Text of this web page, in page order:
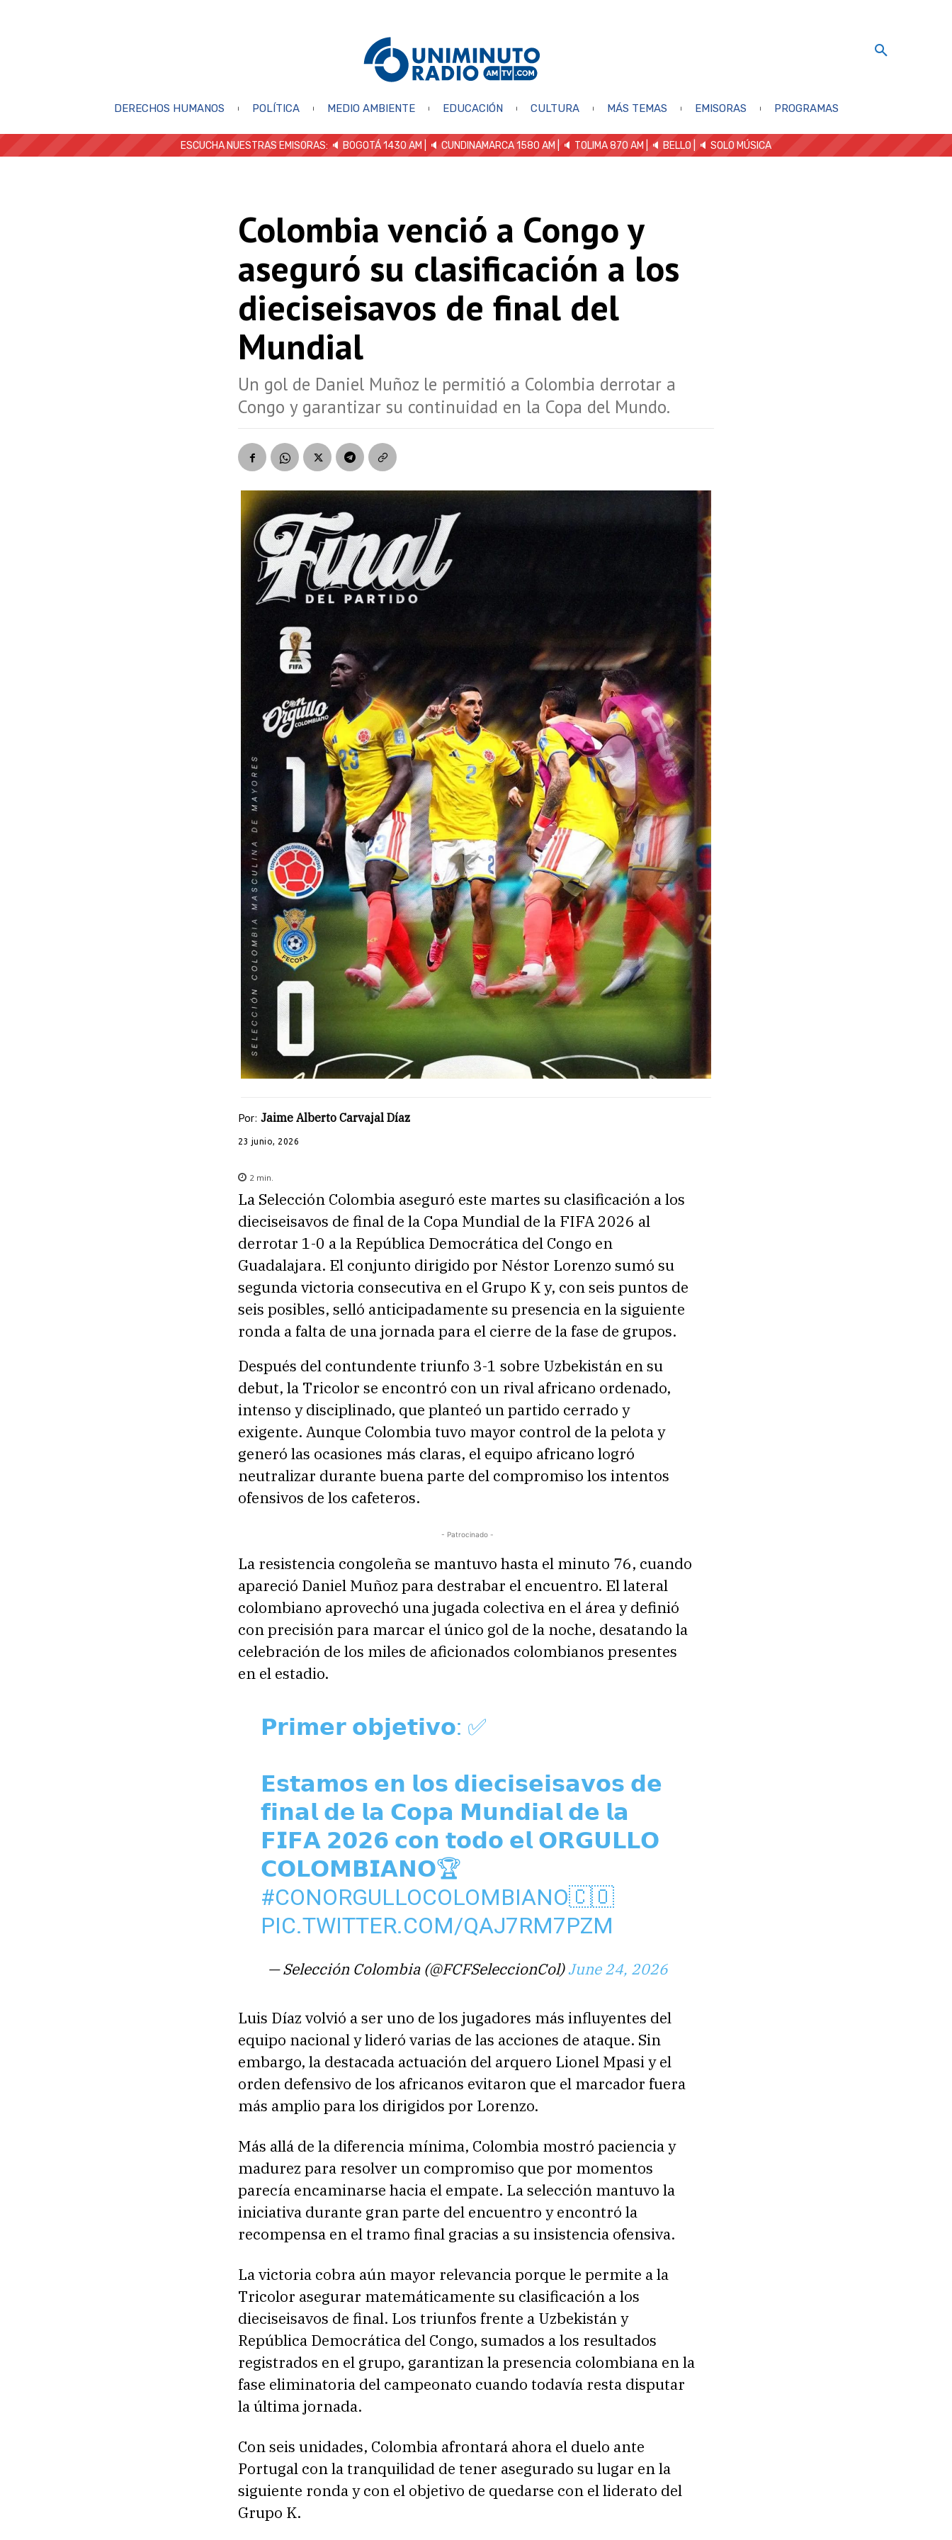
DERECHOS HUMANOS POLÍTICA MEDIO AMBIENTE EDUCACIÓN CULTURA MÁS TEMAS EMISORAS PROGRAMAS
ESCUCHA NUESTRAS EMISORAS: 🔈 BOGOTÁ 1430 AM | 🔈 CUNDINAMARCA 1580 AM | 🔈 TOLIMA 870 AM | 🔈 BELLO 🔈 SOLO MÚSICA
Colombia venció a Congo y
aseguró su clasificación a los
dieciseisavos de final del
Mundial
Un gol de Daniel Muñoz le permitió a Colombia derrotar a
Congo y garantizar su continuidad en la Copa del Mundo.
Por: Jaime Alberto Carvajal Díaz
23 junio, 2026
2 min.
La Selección Colombia aseguró este martes su clasificación a los
dieciseisavos de final de la Copa Mundial de la FIFA 2026 al
derrotar 1-0 a la República Democrática del Congo en
Guadalajara. El conjunto dirigido por Néstor Lorenzo sumó su
segunda victoria consecutiva en el Grupo K y, con seis puntos de
seis posibles, selló anticipadamente su presencia en la siguiente
ronda a falta de una jornada para el cierre de la fase de grupos.
Después del contundente triunfo 3-1 sobre Uzbekistán en su
debut, la Tricolor se encontró con un rival africano ordenado,
intenso y disciplinado, que planteó un partido cerrado y
exigente. Aunque Colombia tuvo mayor control de la pelota y
generó las ocasiones más claras, el equipo africano logró
neutralizar durante buena parte del compromiso los intentos
ofensivos de los cafeteros.
- Patrocinado -
La resistencia congoleña se mantuvo hasta el minuto 76, cuando
apareció Daniel Muñoz para destrabar el encuentro. El lateral
colombiano aprovechó una jugada colectiva en el área y definió
con precisión para marcar el único gol de la noche, desatando la
celebración de los miles de aficionados colombianos presentes
en el estadio.
𝗣𝗿𝗶𝗺𝗲𝗿 𝗼𝗯𝗷𝗲𝘁𝗶𝘃𝗼: ✅
𝗘𝘀𝘁𝗮𝗺𝗼𝘀 𝗲𝗻 𝗹𝗼𝘀 𝗱𝗶𝗲𝗰𝗶𝘀𝗲𝗶𝘀𝗮𝘃𝗼𝘀 𝗱𝗲
𝗳𝗶𝗻𝗮𝗹 𝗱𝗲 𝗹𝗮 𝗖𝗼𝗽𝗮 𝗠𝘂𝗻𝗱𝗶𝗮𝗹 𝗱𝗲 𝗹𝗮
𝗙𝗜𝗙𝗔 𝟮𝟬𝟮𝟲 𝗰𝗼𝗻 𝘁𝗼𝗱𝗼 𝗲𝗹 𝗢𝗥𝗚𝗨𝗟𝗟𝗢
𝗖𝗢𝗟𝗢𝗠𝗕𝗜𝗔𝗡𝗢🏆
#CONORGULLOCOLOMBIANO🇨🇴
PIC.TWITTER.COM/QAJ7RM7PZM
— Selección Colombia (@FCFSeleccionCol)June 24, 2026
Luis Díaz volvió a ser uno de los jugadores más influyentes del
equipo nacional y lideró varias de las acciones de ataque. Sin
embargo, la destacada actuación del arquero Lionel Mpasi y el
orden defensivo de los africanos evitaron que el marcador fuera
más amplio para los dirigidos por Lorenzo.
Más allá de la diferencia mínima, Colombia mostró paciencia y
madurez para resolver un compromiso que por momentos
parecía encaminarse hacia el empate. La selección mantuvo la
iniciativa durante gran parte del encuentro y encontró la
recompensa en el tramo final gracias a su insistencia ofensiva.
La victoria cobra aún mayor relevancia porque le permite a la
Tricolor asegurar matemáticamente su clasificación a los
dieciseisavos de final. Los triunfos frente a Uzbekistán y
República Democrática del Congo, sumados a los resultados
registrados en el grupo, garantizan la presencia colombiana en la
fase eliminatoria del campeonato cuando todavía resta disputar
la última jornada.
Con seis unidades, Colombia afrontará ahora el duelo ante
Portugal con la tranquilidad de tener asegurado su lugar en la
siguiente ronda y con el objetivo de quedarse con el liderato del
Grupo K.